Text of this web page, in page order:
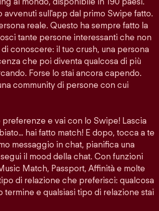
avvenuti sull'app dal primo Swipe fatto.
reale. Questo ha sempre fatto la
tante persone interessanti che non
conoscere: il tuo crush, una persona
che poi diventa qualcosa di più
Forse lo stai ancora capendo.
community di persone con cui
e vai con lo Swipe! Lascia
hai fatto match! E dopo, tocca a te
messaggio in chat, pianifica una
il mood della chat. Con funzioni
Match, Passport, Affinità e molte
di relazione che preferisci: qualcosa
termine e qualsiasi tipo di relazione stai